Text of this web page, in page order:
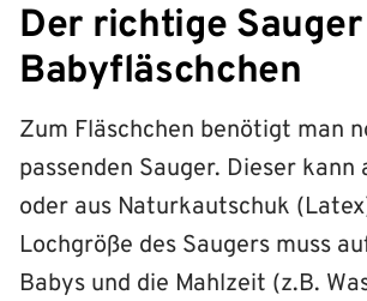
Der richtige
Babyfläschchen
Zum Fläschchen benötigt man
passenden Sauger. Dieser kann
oder aus Naturkautschuk
Lochgröße des Saugers muss
Babys und die Mahlzeit (z.B.